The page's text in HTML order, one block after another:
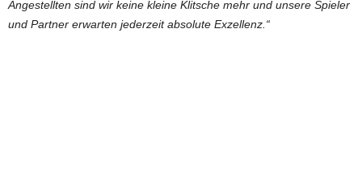
Angestellten sind wir keine kleine Klitsche mehr und unsere Spieler
und Partner erwarten jederzeit absolute Exzellenz.“